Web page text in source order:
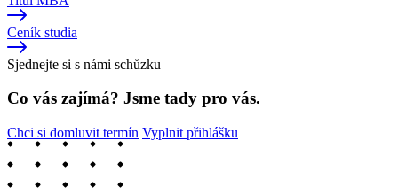
Ceník studia
Sjednejte si s námi schůzku
Co vás zajímá? Jsme tady pro vás.
Chci si domluvit termín Vyplnit přihlášku